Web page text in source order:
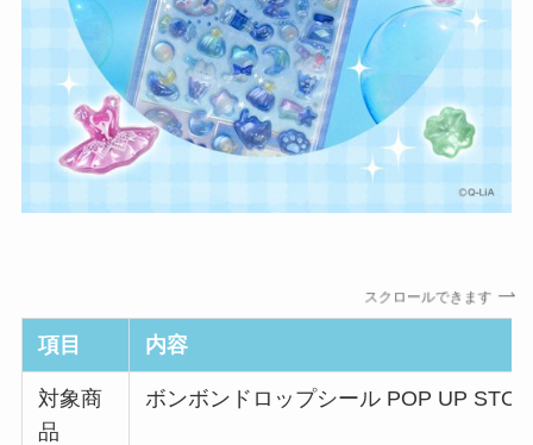
スクロールできます
項目 内容
対象商
品
ボンボンドロップシール POP UP